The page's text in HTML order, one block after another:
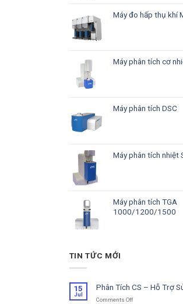
Máy đo hấp thụ khí
Máy phân tích cơ
Máy phân tích DSC
Máy phân tích nhiệt
Máy phân tích TGA
1000/1200/1500
TIN TỨC MỚI
15
Jul
Phân Tích CS – Hỗ Trợ
Comments Offon